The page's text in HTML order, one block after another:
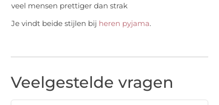
veel mensen prettiger dan strak
Je vindt beide stijlen bij heren pyjama.
Veelgestelde vragen